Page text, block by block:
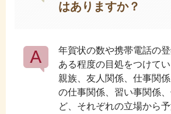
はありますか？
年賀状の数や携帯電話の登
ある程度の目処をつけてい
親族、友人関係、仕事関
の仕事関係、習い事関係
ど、それぞれの立場から